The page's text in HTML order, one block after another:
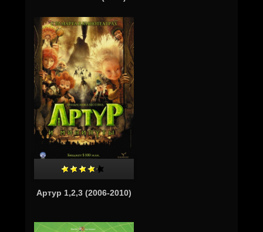
Артур 1,2,3 (2006-2010)